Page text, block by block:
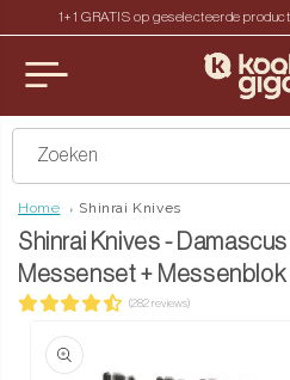
naar de content
1+1 GRATIS op geselecteerde
sluiten
Zoeken
Home Shinrai Knives
Shinrai Knives -
Messenset + Messenblok
(282 reviews)
naar productinformatie